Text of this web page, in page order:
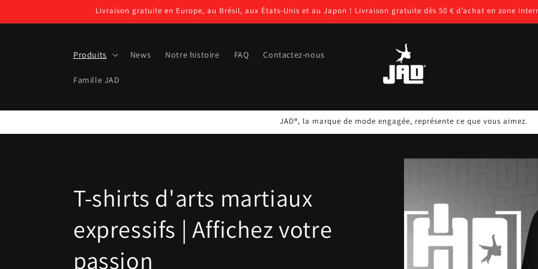
Livraison gratuite en Europe, au Brésil, aux États-Unis et au Japon ! Livraison gratuite dès 50 € d’achat en zone
Produits News Notre histoire FAQ Contactez-nous
Famille JAD
JAD®, la marque de mode engagée, représente ce que vous aimez.
C
o
l
T-shirts d'arts martiaux
expressifs | Affichez votre
passion